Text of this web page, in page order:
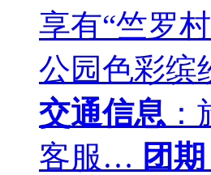
享有“竺罗
公园色彩
交通信息
客服… 团期